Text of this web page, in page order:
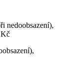
nedoobsazení),
Kč